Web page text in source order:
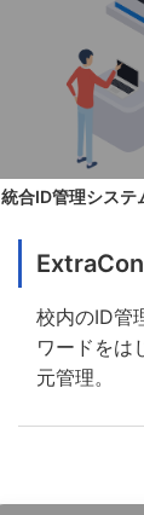
統合ID管理システ
校内のID管
ワードをは
元管理。